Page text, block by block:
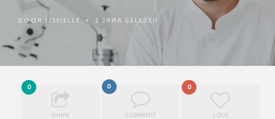
DOOR JESSIELLE • 2 JAAR GELEDEN
0
SHARE
0
COMMENT
0
LOVE